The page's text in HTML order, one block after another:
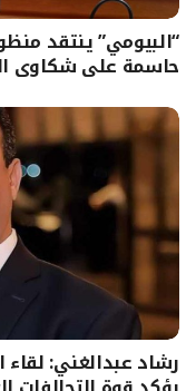
“البيومي” ينتقد
حاسمة على شكاوى
رشاد عبدالغني: